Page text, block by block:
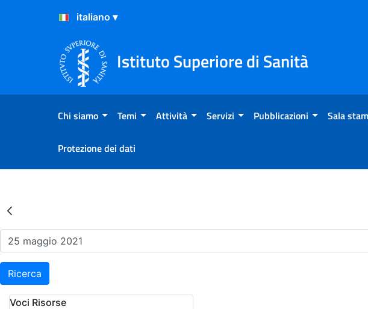
Salta al Contenuto
Salta al Footer
Istituto Superiore di Sanità
Chi siamo Temi Attività Servizi Pubblicazioni Sala
Protezione dei dati
Risultati della Ricerca - Eventi
Ricerca
Voci Risorse